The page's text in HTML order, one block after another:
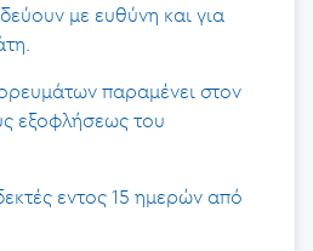
με ευθύνη και για
παραμένει στον
εξοφλήσεως του
εντος 15 ημερών από